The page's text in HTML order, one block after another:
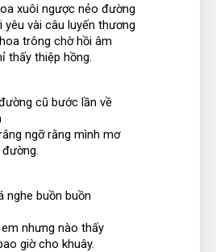
xuôi ngược nẻo đường
vài câu luyến thương
trông chờ hồi âm
thấy thiệp hồng.
cũ bước lần về
ngỡ rằng mình mơ
nghe buồn buồn
nhưng nào thấy
giờ cho khuây.